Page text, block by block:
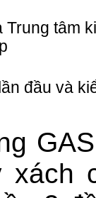
tâm
đầu và
xách